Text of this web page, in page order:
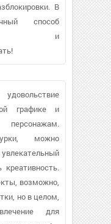
В
способ
и
графике и
можно
возможно,
но в целом,
для